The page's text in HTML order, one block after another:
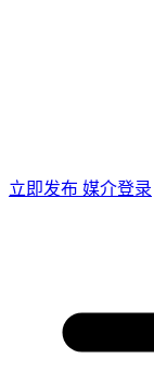
立即发布 媒介登录